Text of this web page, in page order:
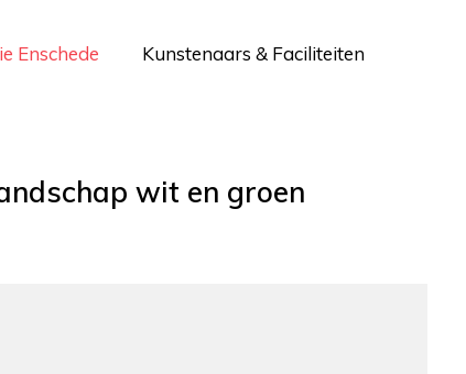
Enschede Kunstenaars & Faciliteiten
wit en groen